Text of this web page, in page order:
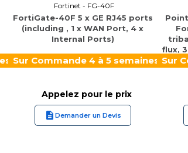
Fortinet - FG-40F
FortiGate-40F 5 x GE RJ45 ports
(including , 1 x WAN Port, 4 x
Internal Ports)
Sur Commande 4 à 5 semaines
Appelez pour le prix
Demander un Devis
flux,
Sur